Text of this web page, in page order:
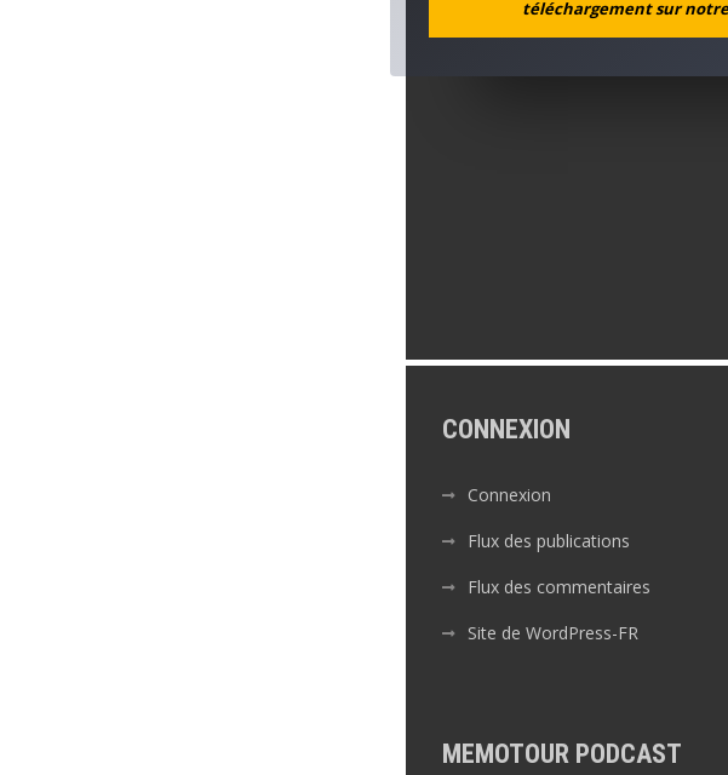
téléchargement sur
CONNEXION
Connexion
Flux des publications
Flux des commentaires
Site de WordPress-FR
MEMOTOUR PODCAST